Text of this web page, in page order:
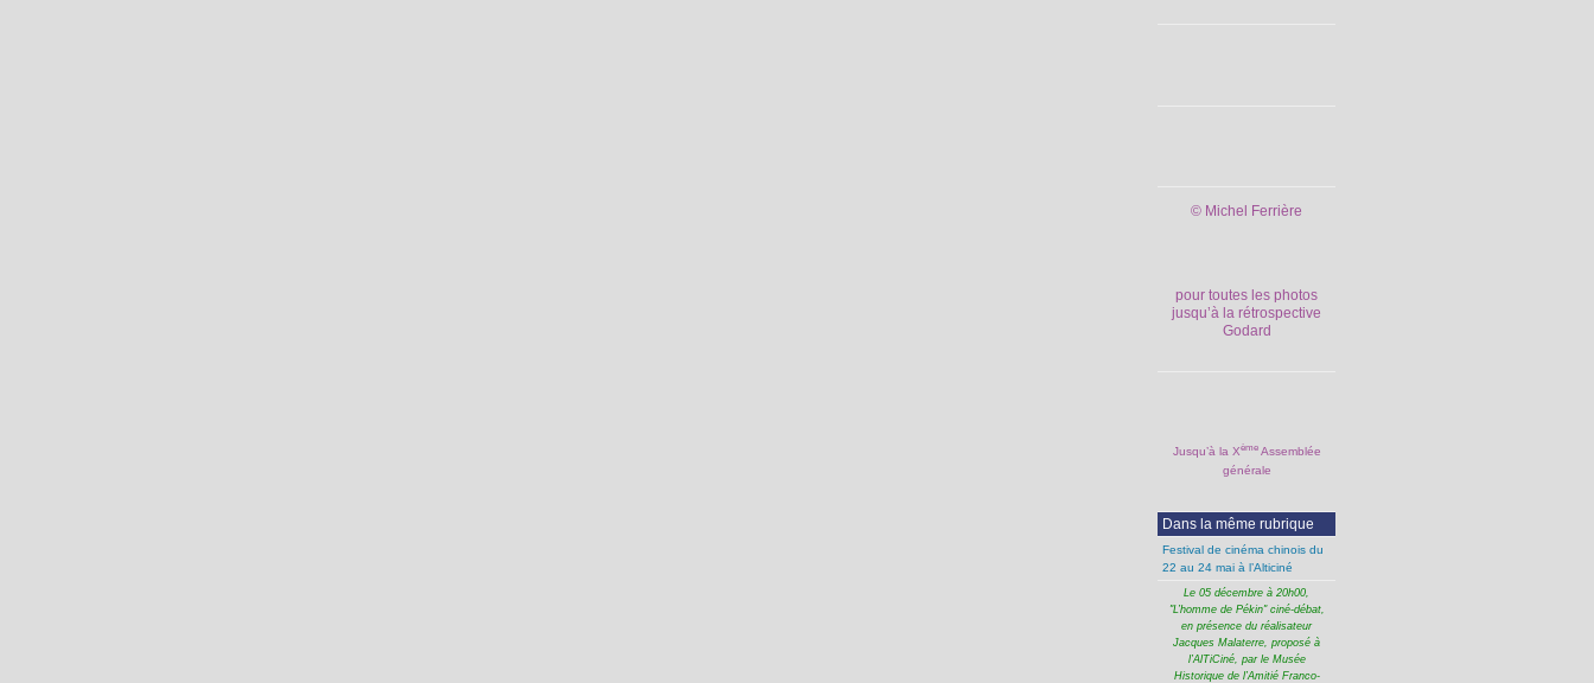
© Michel Ferrière
pour toutes les photos
jusqu’à la rétrospective
Godard
Jusqu’à la XèmeAssemblée
générale
Dans la même rubrique
Festival de cinéma chinois du
22 au 24 mai à l’Alticiné
Le 05 décembre à 20h00,
"L’homme de Pékin" ciné-débat,
en présence du réalisateur
Jacques Malaterre, proposé à
l’AlTiCiné, par le Musée
Historique de l’Amitié Franco-